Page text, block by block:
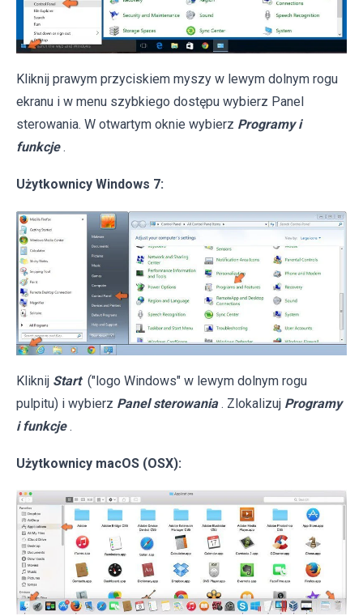
Kliknij prawym przyciskiem myszy w lewym dolnym rogu
ekranu i w menu szybkiego dostępu wybierz Panel
sterowania. W otwartym oknie wybierz Programy i
funkcje .
Użytkownicy Windows 7:
Kliknij Start ("logo Windows" w lewym dolnym rogu
pulpitu) i wybierz Panel sterowania . Zlokalizuj Programy
i funkcje .
Użytkownicy macOS (OSX):